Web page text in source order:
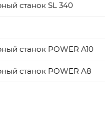
станок SL 340
станок POWER A10
станок POWER A8